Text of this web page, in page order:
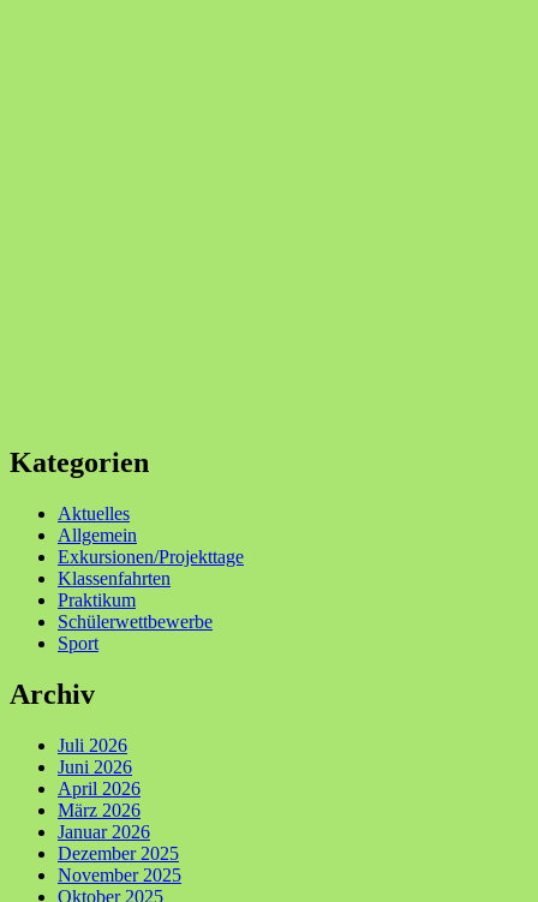
Kategorien
Aktuelles
Allgemein
Exkursionen/Projekttage
Klassenfahrten
Praktikum
Schülerwettbewerbe
Sport
Archiv
Juli 2026
Juni 2026
April 2026
März 2026
Januar 2026
Dezember 2025
November 2025
Oktober 2025